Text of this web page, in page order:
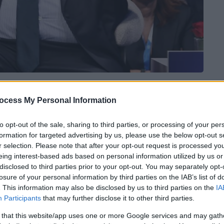
My Personal Information
opt-out of the sale, sharing to third parties, or processing of your
for targeted advertising by us, please use the below opt-out
selection. Please note that after your opt-out request is processed
interest-based ads based on personal information utilized by us
to third parties prior to your opt-out. You may separately
of your personal information by third parties on the IAB’s list of
This information may also be disclosed by us to third parties on the
Participants that may further disclose it to other third parties.
that this website/app uses one or more Google services and may
σκάνδαλα τουΟΠΕΚΕΠΕκαι των
από το Φόρουμ των Δελφών.
αυτουργία σε απιστία ή σε απάτη εις
συμφερόντων,μήπως υπάρχει
αυτουργούπου έχει ανεχθεί ή έχει
ο πρώην υπουργός.